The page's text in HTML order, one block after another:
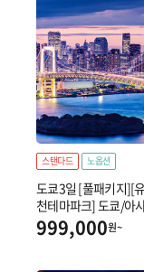
스탠다드 노옵션
도쿄3일 [풀패키지][
천테마파크] 도쿄/아
지/요코하마/오다이바
신상
999,000원~